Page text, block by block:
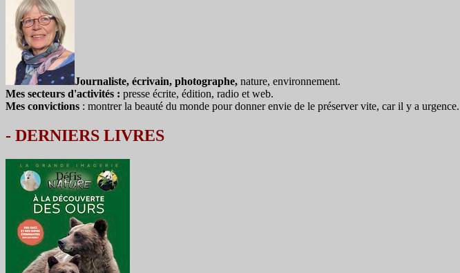
Journaliste, écrivain, photographe, nature, environnement.
Mes secteurs d'activités : presse écrite, édition, radio et web.
Mes convictions : montrer la beauté du monde pour donner envie de le préserver vite, car il y a urgence.
- DERNIERS LIVRES